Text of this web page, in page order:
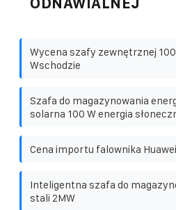
Wycena szafy zewnętrznej
Wschodzie
Szafa do magazynowania
solarna 100 W energia
Cena importu falownika Huawei
Inteligentna szafa do
stali 2MW